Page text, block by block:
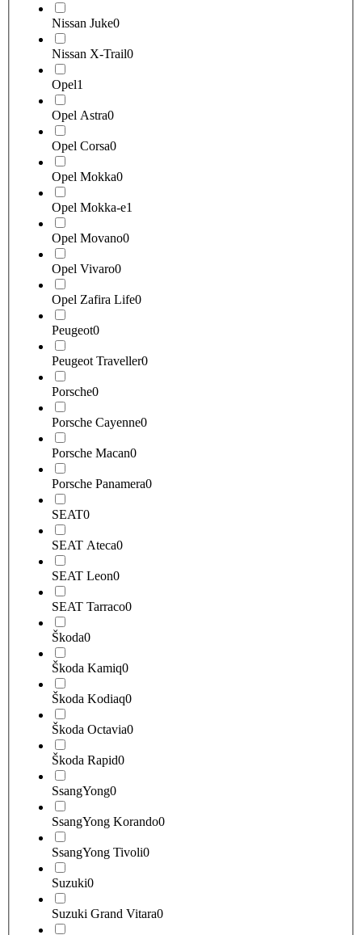
Nissan Juke0
Nissan X-Trail0
Opel1
Opel Astra0
Opel Corsa0
Opel Mokka0
Opel Mokka-e1
Opel Movano0
Opel Vivaro0
Opel Zafira Life0
Peugeot0
Peugeot Traveller0
Porsche0
Porsche Cayenne0
Porsche Macan0
Porsche Panamera0
SEAT0
SEAT Ateca0
SEAT Leon0
SEAT Tarraco0
Škoda0
Škoda Kamiq0
Škoda Kodiaq0
Škoda Octavia0
Škoda Rapid0
SsangYong0
SsangYong Korando0
SsangYong Tivoli0
Suzuki0
Suzuki Grand Vitara0